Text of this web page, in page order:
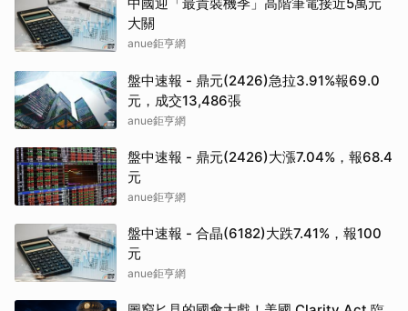
大關
anue鉅亨網
盤中速報 - 鼎元(2426)急拉3.91%報69.0
元，成交13,486張
anue鉅亨網
盤中速報 - 鼎元(2426)大漲7.04%，報68.4
元
anue鉅亨網
盤中速報 - 合晶(6182)大跌7.41%，報100
元
anue鉅亨網